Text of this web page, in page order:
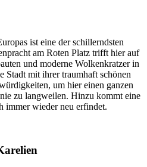
ist eine der schillerndsten
am Roten Platz trifft hier auf
und moderne Wolkenkratzer in
mit ihrer traumhaft schönen
um hier einen ganzen
zu langweilen. Hinzu kommt eine
immer wieder neu erfindet.